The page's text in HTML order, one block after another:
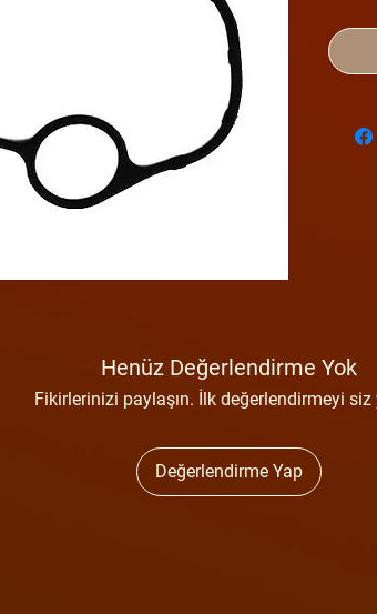
Henüz Değerlendirme Yok
Fikirlerinizi paylaşın. İlk değerlendirmeyi siz
Değerlendirme Yap